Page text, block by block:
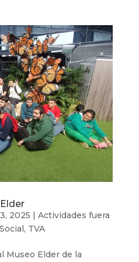
2025
Actividades fuera
, TVA
Museo Elder de la